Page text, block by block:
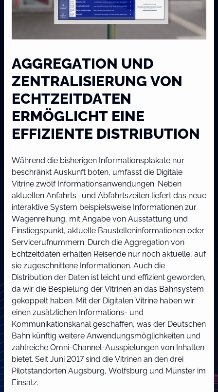
AGGREGATION UND
ZENTRALISIERUNG VON
ECHTZEITDATEN
ERMÖGLICHT EINE
EFFIZIENTE DISTRIBUTION
Während die bisherigen Informationsplakate nur
beschränkt Auskunft boten, umfasst die Digitale
Vitrine zwölf Informationsanwendungen. Neben
aktuellen Anfahrts- und Abfahrtszeiten liefert das neue
interaktive System beispielsweise Informationen zur
Wagenreihung, mit Angabe von Ausstattung und
Einstiegspunkt, aktuelle Baustelleninformationen oder
Servicerufnummern. Durch die Aggregation von
Echtzeitdaten erhalten Reisende nur noch aktuelle, auf
sie zugeschnittene Informationen. Auch die
Distribution der Daten ist leicht und effizient geworden,
da wir die Bespielung der Vitrinen an das Bahnsystem
gekoppelt haben. Mit der Digitalen Vitrine haben wir
einen zusätzlichen Informations- und
Kommunikationskanal geschaffen, was der Deutschen
Bahn künftig weitere Anwendungsmöglichkeiten und
zahlreiche Omni-Channel-Ausspielungen von Inhalten
bietet. Seit Juni 2017 sind die Vitrinen an den drei
Pilotstandorten Augsburg, Wolfsburg und Münster im
Einsatz.